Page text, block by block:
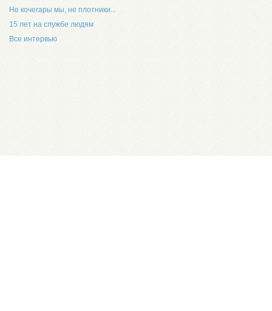
Не кочегары мы, не плотники...
15 лет на службе людям
Все интервью